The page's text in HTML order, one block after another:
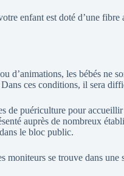
enfant est doté d’une
d’animations, les bébés
ces conditions, il sera
de puériculture pour
auprès de nombreux
le bloc public.
moniteurs se trouve dans